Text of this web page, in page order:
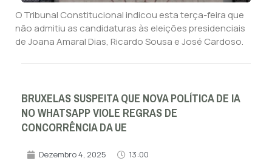
O Tribunal Constitucional indicou esta terça-feira que
não admitiu as candidaturas às eleições presidenciais
de Joana Amaral Dias, Ricardo Sousa e José Cardoso.
BRUXELAS SUSPEITA QUE NOVA POLÍTICA DE IA
NO WHATSAPP VIOLE REGRAS DE
CONCORRÊNCIA DA UE
Dezembro 4, 2025 13:00